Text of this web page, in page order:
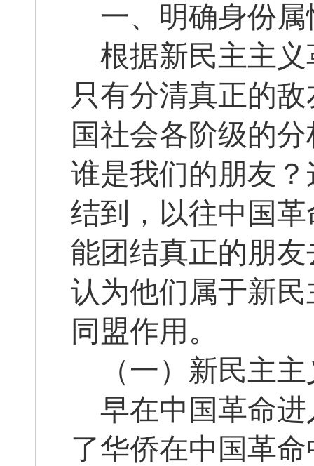
一、明确身份
根据新民主主
只有分清真正的
国社会各阶级的
谁是我们的朋友
结到，以往中国
能团结真正的朋
认为他们属于新
同盟作用。
（一）新民主
早在中国革命
了华侨在中国革